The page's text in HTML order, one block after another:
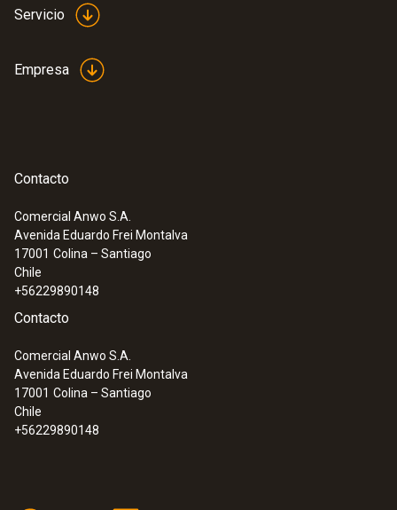
520 x 400 x 210 mm (L x A x H)
Material de la carcasa / del producto
Black
:0633 3004 88
testo 300 Longlife - Analizador de
gases de combustión (O
ppm, posibilidad de ampliación con
Servicio
Empresa
Contacto
Comercial Anwo S.A.
Avenida Eduardo Frei Montalva
17001 Colina – Santiago
Chile
+56229890148
Contacto
Comercial Anwo S.A.
Avenida Eduardo Frei Montalva
17001 Colina – Santiago
Chile
+56229890148